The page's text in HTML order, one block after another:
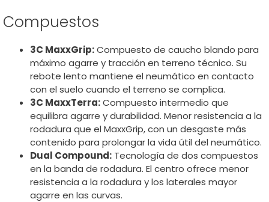
Compuestos
3C MaxxGrip:Compuesto de caucho blando para
máximo agarre y tracción en terreno técnico. Su
rebote lento mantiene el neumático en contacto
con el suelo cuando el terreno se complica.
3C MaxxTerra:Compuesto intermedio que
equilibra agarre y durabilidad. Menor resistencia a la
rodadura que el MaxxGrip, con un desgaste más
contenido para prolongar la vida útil del neumático.
Dual Compound: Tecnología de dos compuestos
en la banda de rodadura. El centro ofrece menor
resistencia a la rodadura y los laterales mayor
agarre en las curvas.